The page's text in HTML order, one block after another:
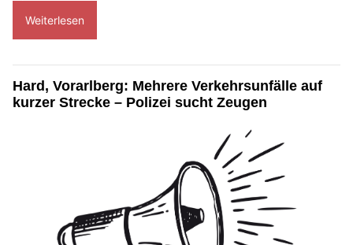
Weiterlesen
Hard, Vorarlberg: Mehrere Verkehrsunfälle auf
kurzer Strecke – Polizei sucht Zeugen